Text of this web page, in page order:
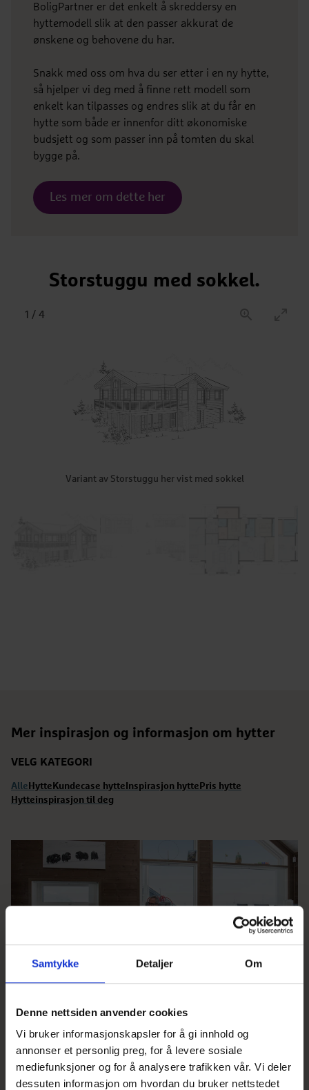
Samtykke Detaljer Om
Denne nettsiden anvender cookies
Vi bruker informasjonskapsler for å gi innhold og
annonser et personlig preg, for å levere sosiale
mediefunksjoner og for å analysere trafikken vår. Vi deler
dessuten informasjon om hvordan du bruker nettstedet
BoligPartner er det enkelt å skreddersy en
hyttemodell slik at den passer akkurat de
ønskene og behovene du har.
Snakk med oss om hva du ser etter i en ny hytte,
så hjelper vi deg med å finne rett modell som
enkelt kan tilpasses og endres slik at du får en
hytte som både er innenfor ditt økonomiske
budsjett og som passer inn på tomten du skal
bygge på.
Les mer om dette her
Storstuggu med sokkel.
1 / 4
Variant av Storstuggu her vist med sokkel
Mer inspirasjon og informasjon om hytter
VELG KATEGORI
Alle Hytte Kundecase hytte Inspirasjon hytte Pris hytte
Hytteinspirasjon til deg
Svenske Thomas Anderssson (52) pendler til USA,
Mexico, Brasil, Kina og Polen fra hytta i Sjusjølia. –
Jeg er så fornøyd med Kvarstad-hytta vår, og